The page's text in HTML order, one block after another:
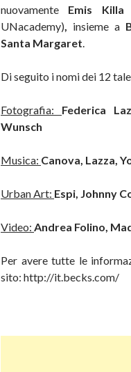
nuovamente Emis
UNacademy), insieme a
Santa Margaret.
Di seguito i nomi dei 12
Fotografia: Federica
Wunsch
Musica: Canova, Lazza,
Urban Art: Espi, Johnny
Video: Andrea Folino,
Per avere tutte le
sito: http://it.becks.com/